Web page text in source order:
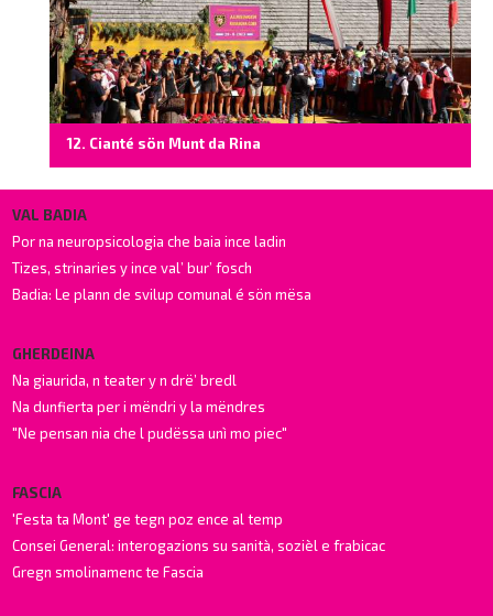
12. Cianté sön Munt da Rina
VAL BADIA
Por na neuropsicologia che baia ince ladin
Tizes, strinaries y ince val’ bur’ fosch
Badia: Le plann de svilup comunal é sön mësa
GHERDEINA
Na giaurida, n teater y n drë’ bredl
Na dunfierta per i mëndri y la mëndres
"Ne pensan nia che l pudëssa unì mo piec"
FASCIA
'Festa ta Mont' ge tegn poz ence al temp
Consei General: interogazions su sanità, sozièl e frabicac
Gregn smolinamenc te Fascia